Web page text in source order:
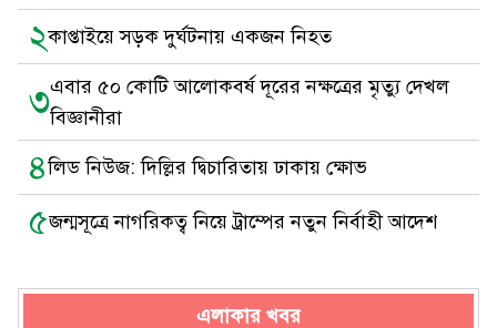
২কাপ্তাইয়ে সড়ক দুর্ঘটনায় একজন নিহত
৩এবার ৫০ কোটি আলোকবর্ষ দূরের নক্ষত্রের মৃত্যু দেখল
বিজ্ঞানীরা
৪লিড নিউজ: দিল্লির দ্বিচারিতায় ঢাকায় ক্ষোভ
৫জন্মসূত্রে নাগরিকত্ব নিয়ে ট্রাম্পের নতুন নির্বাহী আদেশ
এলাকার খবর